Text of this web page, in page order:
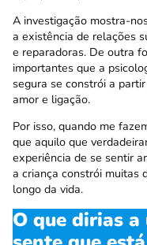
A investigação mostra-
a existência de relações
e reparadoras. De outra
importantes que a
segura se constrói a
amor e ligação.
Por isso, quando me
que aquilo que
experiência de se sentir
a criança constrói muitas
longo da vida.
O que dirias a